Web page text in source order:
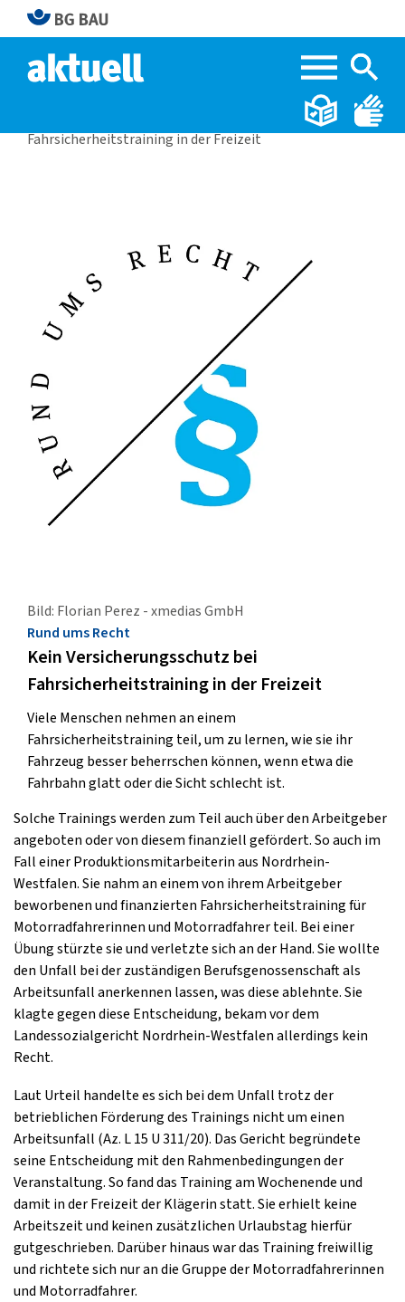
Fahrsicherheitstraining in der Freizeit
Bild: Florian Perez - xmedias GmbH
Rund ums Recht
Kein Versicherungsschutz bei
Fahrsicherheitstraining in der Freizeit
Viele Menschen nehmen an einem
Fahrsicherheitstraining teil, um zu lernen, wie sie ihr
Fahrzeug besser beherrschen können, wenn etwa die
Fahrbahn glatt oder die Sicht schlecht ist.
Solche Trainings werden zum Teil auch über den Arbeitgeber
angeboten oder von diesem finanziell gefördert. So auch im
Fall einer Produktionsmitarbeiterin aus Nordrhein-
Westfalen. Sie nahm an einem von ihrem Arbeitgeber
beworbenen und finanzierten Fahrsicherheitstraining für
Motorradfahrerinnen und Motorradfahrer teil. Bei einer
Übung stürzte sie und verletzte sich an der Hand. Sie wollte
den Unfall bei der zuständigen Berufsgenossenschaft als
Arbeitsunfall anerkennen lassen, was diese ablehnte. Sie
klagte gegen diese Entscheidung, bekam vor dem
Landessozialgericht Nordrhein-Westfalen allerdings kein
Recht.
Laut Urteil handelte es sich bei dem Unfall trotz der
betrieblichen Förderung des Trainings nicht um einen
Arbeitsunfall (Az. L 15 U 311/20). Das Gericht begründete
seine Entscheidung mit den Rahmenbedingungen der
Veranstaltung. So fand das Training am Wochenende und
damit in der Freizeit der Klägerin statt. Sie erhielt keine
Arbeitszeit und keinen zusätzlichen Urlaubstag hierfür
gutgeschrieben. Darüber hinaus war das Training freiwillig
und richtete sich nur an die Gruppe der Motorradfahrerinnen
und Motorradfahrer.